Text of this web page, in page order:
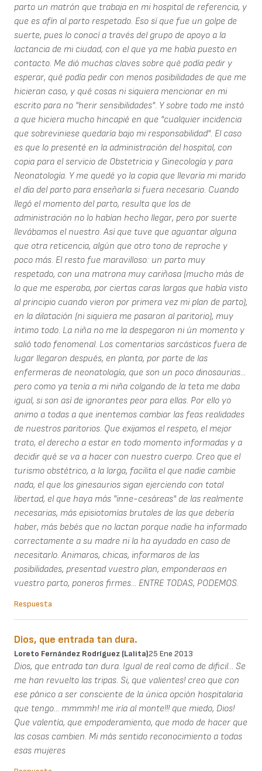
parto un matrón que trabaja en mi hospital de referencia, y
que es afín al parto respetado. Eso sí que fue un golpe de
suerte, pues lo conocí a través del grupo de apoyo a la
lactancia de mi ciudad, con el que ya me había puesto en
contacto. Me dió muchas claves sobre qué podía pedir y
esperar, qué podía pedir con menos posibilidades de que me
hicieran caso, y qué cosas ni siquiera mencionar en mi
escrito para no "herir sensibilidades". Y sobre todo me instó
a que hiciera mucho hincapié en que "cualquier incidencia
que sobreviniese quedaría bajo mi responsabilidad". El caso
es que lo presenté en la administración del hospital, con
copia para el servicio de Obstetricia y Ginecología y para
Neonatología. Y me quedé yo la copia que llevaría mi marido
el día del parto para enseñarla si fuera necesario. Cuando
llegó el momento del parto, resulta que los de
administración no lo habían hecho llegar, pero por suerte
llevábamos el nuestro. Así que tuve que aguantar alguna
que otra reticencia, algún que otro tono de reproche y
poco más. El resto fue maravilloso: un parto muy
respetado, con una matrona muy cariñosa (mucho más de
lo que me esperaba, por ciertas caras largas que había visto
al principio cuando vieron por primera vez mi plan de parto),
en la dilatación (ni siquiera me pasaron al paritorio), muy
íntimo todo. La niña no me la despegaron ni ún momento y
salió todo fenomenal. Los comentarios sarcásticos fuera de
lugar llegaron después, en planta, por parte de las
enfermeras de neonatología, que son un poco dinosaurias...
pero como ya tenía a mi niña colgando de la teta me daba
igual, si son así de ignorantes peor para ellas. Por ello yo
animo a todas a que inentemos cambiar las feas realidades
de nuestros paritorios. Que exijamos el respeto, el mejor
trato, el derecho a estar en todo momento informadas y a
decidir qué se va a hacer con nuestro cuerpo. Creo que el
turismo obstétrico, a la larga, facilita el que nadie cambie
nada, el que los ginesaurios sigan ejerciendo con total
libertad, el que haya más "inne-cesáreas" de las realmente
necesarias, más episiotomías brutales de las que debería
haber, más bebés que no lactan porque nadie ha informado
correctamente a su madre ni la ha ayudado en caso de
necesitarlo. Animaros, chicas, informaros de las
posibilidades, presentad vuestro plan, emponderaos en
vuestro parto, poneros firmes... ENTRE TODAS, PODEMOS.
Respuesta
Dios, que entrada tan dura.
Loreto Fernández Rodríguez (Lalita)25 Ene 2013
Dios, que entrada tan dura. Igual de real como de dificil... Se
me han revuelto las tripas. Si, que valientes! creo que con
ese pánico a ser consciente de la única opción hospitalaria
que tengo... mmmmh! me iría al monte!!! que miedo, Dios!
Que valentía, que empoderamiento, que modo de hacer que
las cosas cambien. Mi más sentido reconocimiento a todas
esas mujeres